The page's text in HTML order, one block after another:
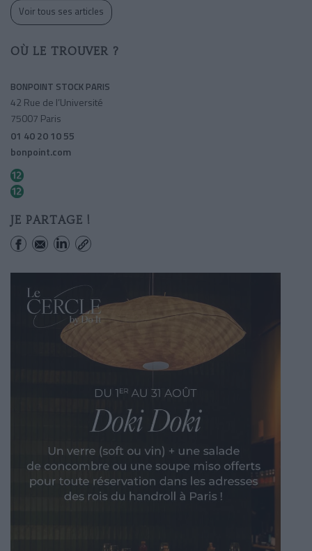
Voir tous ses articles
OÙ LE TROUVER ?
BONPOINT STOCK PARIS
42 Rue de l’Université
75007 Paris
01 40 20 10 55
bonpoint.com
JE PARTAGE !